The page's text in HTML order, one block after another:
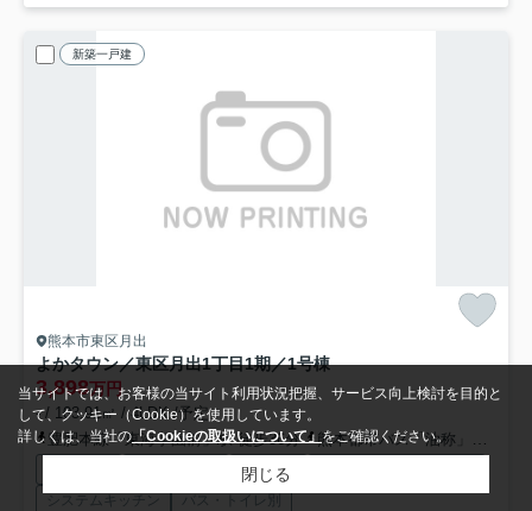
新築一戸建
熊本市東区月出
よかタウン／東区月出1丁目1期／1号棟
3,898万円
- / 103.91㎡ / 4LDK /予定
豊肥本線「東海学園前」駅 徒歩36分
熊本都市バス「油称」バス停下車 徒歩1分
収納豊富
システムキッチン
バス・トイレ別
当サイトでは、お客様の当サイト利用状況把握、サービス向上検討を目的と
して、クッキー（Cookie）を使用しています。
詳しくは、当社の「Cookieの取扱いについて」をご確認ください。
閉じる